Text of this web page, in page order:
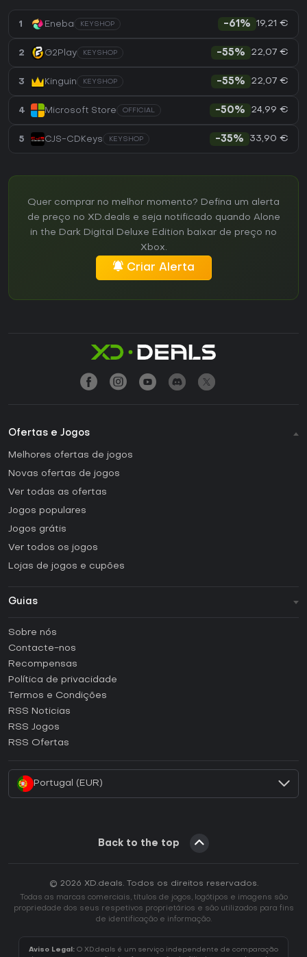
1 Eneba KEYSHOP -61% 19,21 €
2 G2Play KEYSHOP -55% 22,07 €
3 Kinguin KEYSHOP -55% 22,07 €
4 Microsoft Store OFFICIAL -50% 24,99 €
5 CJS-CDKeys KEYSHOP -35% 33,90 €
Quer comprar no melhor momento? Defina um alerta
de preço no XD.deals e seja notificado quando Alone
in the Dark Digital Deluxe Edition baixar de preço no
Xbox.
Criar Alerta
Ofertas e Jogos
Melhores ofertas de jogos
Novas ofertas de jogos
Ver todas as ofertas
Jogos populares
Jogos grátis
Ver todos os jogos
Lojas de jogos e cupões
Guias
Como ativar uma CD Key Steam?
Como ativar uma CD Key Epic Games?
Como ativar uma CD Key GOG?
Como ativar uma CD Key Ubisoft Connect?
Sobre nós
Contacte-nos
Recompensas
Política de privacidade
Termos e Condições
RSS Noticias
RSS Jogos
RSS Ofertas
Portugal (EUR)
Back to the top
© 2026 XD.deals. Todos os direitos reservados.
Todas as marcas comerciais, títulos de jogos, logótipos e imagens são
propriedade dos seus respetivos proprietários e são utilizados para fins
de identificação e informação.
Aviso Legal: O XD.deals é um serviço independente de comparação